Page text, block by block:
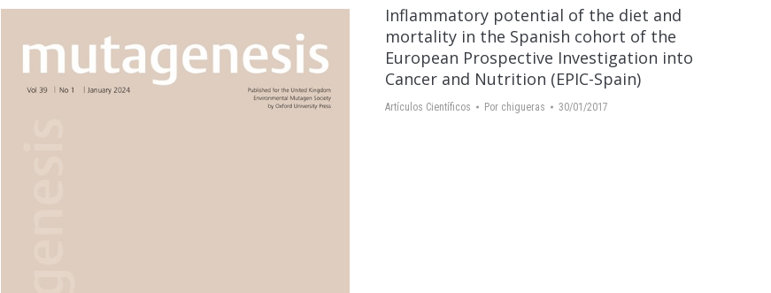
Inflammatory potential of the diet and
mortality in the Spanish cohort of the
European Prospective Investigation into
Cancer and Nutrition (EPIC-Spain)
Artículos Científicos Por chigueras 30/01/2017